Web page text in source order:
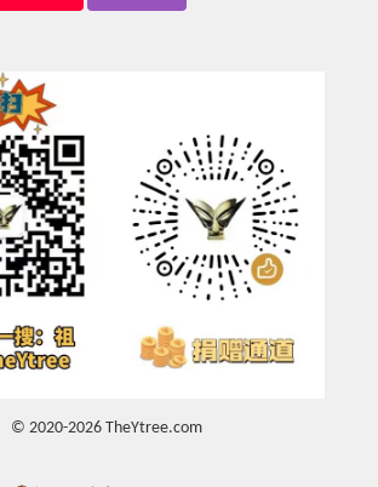
© 2020-2026 TheYtree.com